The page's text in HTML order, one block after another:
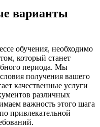
варианты
обучения, необходимо
который станет
периода. Мы
получения вашего
качественные услуги
различных
важность этого шага
привлекательной